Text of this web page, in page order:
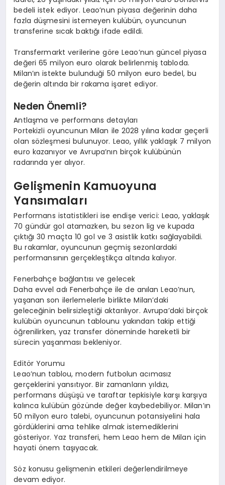
bedeli istek ediyor. Leao’nun piyasa değerinin daha
fazla düşmesini istemeyen kulübün, oyuncunun
transferine sıcak baktığı ifade edildi.
Transfermarkt verilerine göre Leao’nun güncel piyasa
değeri 65 milyon euro olarak belirlenmiş tabloda.
Milan’ın istekte bulunduği 50 milyon euro bedel, bu
değerin altında bir rakama işaret ediyor.
Neden Önemli?
Antlaşma ve performans detayları
Portekizli oyuncunun Milan ile 2028 yılına kadar geçerli
olan sözleşmesi bulunuyor. Leao, yıllık yaklaşık 7 milyon
euro kazanıyor ve Avrupa’nın birçok kulübünün
radarında yer alıyor.
Gelişmenin Kamuoyuna
Yansımaları
Performans istatistikleri ise endişe verici: Leao, yaklaşık
70 gündür gol atamazken, bu sezon lig ve kupada
çıktığı 30 maçta 10 gol ve 3 asistlik katkı sağlayabildi.
Bu rakamlar, oyuncunun geçmiş sezonlardaki
performansının gerçekleştikça altında kalıyor.
Fenerbahçe bağlantısı ve gelecek
Daha evvel adı Fenerbahçe ile de anılan Leao’nun,
yaşanan son ilerlemelerle birlikte Milan’daki
geleceğinin belirsizleştiği aktarılıyor. Avrupa’daki birçok
kulübün oyuncunun tablounu yakından takip ettiği
öğrenilirken, yaz transfer döneminde hareketli bir
sürecin yaşanması bekleniyor.
Editör Yorumu
Leao’nun tablou, modern futbolun acımasız
gerçeklerini yansıtıyor. Bir zamanların yıldızı,
performans düşüşü ve taraftar tepkisiyle karşı karşıya
kalınca kulübün gözünde değer kaybedebiliyor. Milan’ın
50 milyon euro talebi, oyuncunun potansiyelini hala
gördüklerini ama tehlike almak istemediklerini
gösteriyor. Yaz transferi, hem Leao hem de Milan için
hayati önem taşıyacak.
Söz konusu gelişmenin etkileri değerlendirilmeye
devam ediyor.